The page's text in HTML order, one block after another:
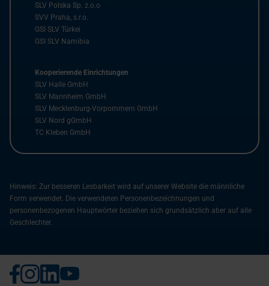
SLV Polska Sp. z.o.o
SVV Praha, s.r.o.
GSI SLV Türkei
GSI SLV Namibia
Kooperierende Einrichtungen
SLV Halle GmbH
SLV Mannheim GmbH
SLV Mecklenburg-Vorpommern GmbH
SLV Nord gGmbH
TC Kleben GmbH
Hinweis: Zur besseren Lesbarkeit wird auf unserer Website die männliche
Form verwendet. Die verwendeten Personenbezeichnungen und
personenbezogenen Hauptwörter beziehen sich grundsätzlich aber auf alle
Geschlechter.